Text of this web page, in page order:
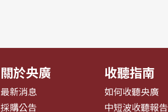
關於央廣
最新消息
採購公告
收聽指南
如何收聽央廣
中短波收聽報告